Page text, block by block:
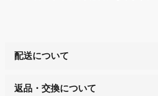
配送について
天ペイ」の方はご注文受付後）、 長崎
返品・交換について